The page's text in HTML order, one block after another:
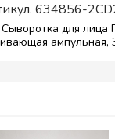
634856-
Сыворотка для
ампульная,